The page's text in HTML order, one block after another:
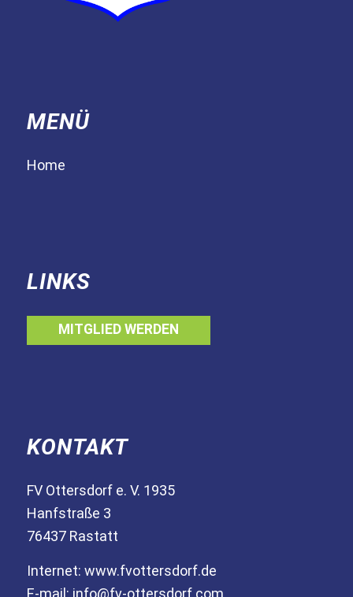
MENÜ
Home
LINKS
MITGLIED WERDEN
KONTAKT
FV Ottersdorf e. V. 1935
Hanfstraße 3
76437 Rastatt
Internet: www.fvottersdorf.de
E-mail: info@fv-ottersdorf.com